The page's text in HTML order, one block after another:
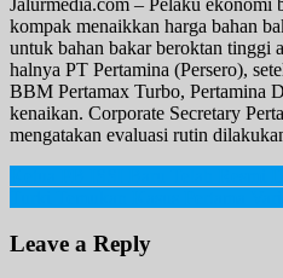
kompak menaikkan harga bahan
untuk bahan bakar beroktan tinggi
halnya PT Pertamina (Persero),
BBM Pertamax Turbo, Pertamina
kenaikan. Corporate Secretary
mengatakan evaluasi rutin
Post
navigation
Leave a Reply